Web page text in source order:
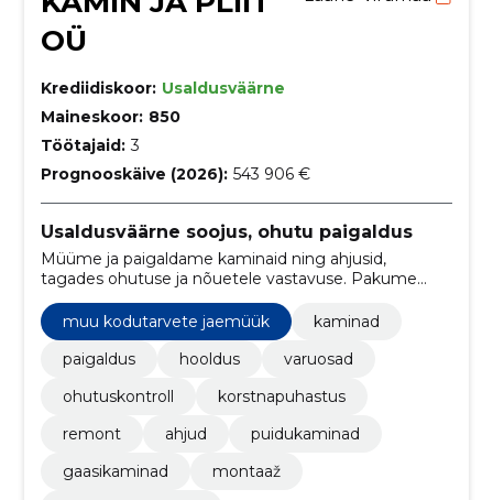
OÜ
Krediidiskoor: Usaldusväärne
Maineskoor: 850
Töötajaid: 3
Prognooskäive (2026): 543 906 €
Usaldusväärne soojus, ohutu paigaldus
Müüme ja paigaldame kaminaid ning ahjusid,
tagades ohutuse ja nõuetele vastavuse. Pakume
tooteinfot ja järelteenindust.
muu kodutarvete jaemüük
kaminad
paigaldus
hooldus
varuosad
ohutuskontroll
korstnapuhastus
remont
ahjud
puidukaminad
gaasikaminad
montaaž